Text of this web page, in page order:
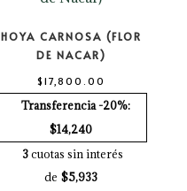
HOYA CARNOSA (FLOR
DE NACAR)
$ 17,800.00
Transferencia -20%:
$14,240
3cuotas sin interés
de $5,933